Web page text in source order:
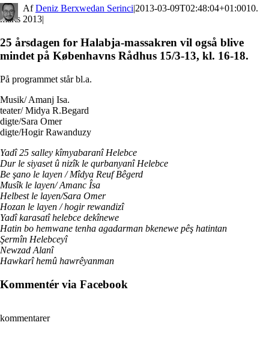
By Deniz Berxwedan Serinci|2013-03-09T02:48:04+01:0010.
marts 2013|
25 årsdagen for Halabja-massakren vil også blive
mindet på Københavns Rådhus 15/3-13, kl. 16-18.
På programmet står bl.a.
Musik/ Amanj Isa.
teater/ Midya R.Begard
digte/Sara Omer
digte/Hogir Rawanduzy
Yadî 25 salley kîmyabaranî Helebce
Dur le siyaset û nizîk le qurbanyanî Helebce
Be şano le layen / Mîdya Reuf Bêgerd
Musîk le layen/ Amanc Îsa
Helbest le layen/Sara Omer
Hozan le layen / hogir rewandizî
Yadî karasatî helebce dekînewe
Hatin bo hemwane tenha agadarman bkenewe pêş hatintan
Şermîn Helebceyî
Newzad Alanî
Hawkarî hemû hawrêyanman
Kommentér via Facebook
kommentarer